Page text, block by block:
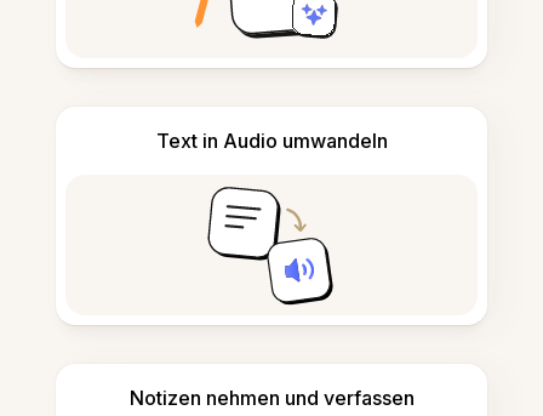
Text in Audio umwandeln
Notizen nehmen und verfassen